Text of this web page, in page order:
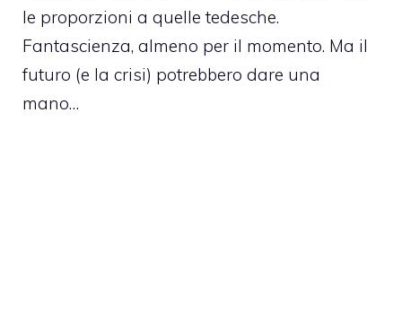
le proporzioni a quelle tedesche.
Fantascienza, almeno per il momento. Ma il
futuro (e la crisi) potrebbero dare una
mano…